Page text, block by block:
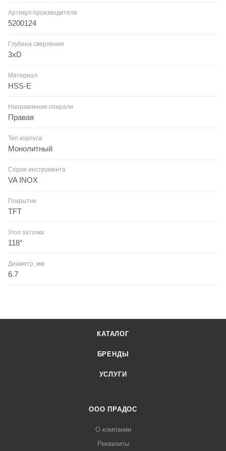
Артикул производителя
5200124
Глубина сверления
3xD
Материал
HSS-E
Направление спирали
Правая
Тип корпуса
Монолитный
Серия инструмента
VA INOX
Покрытие
TFT
Угол заточки
118°
Диаметр, мм
6.7
КАТАЛОГ
БРЕНДЫ
УСЛУГИ
ООО ПРАДОС
О компании
Реквизиты